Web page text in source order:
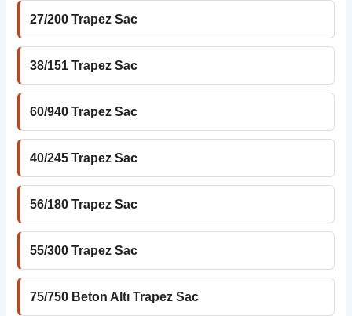
27/200 Trapez Sac
38/151 Trapez Sac
60/940 Trapez Sac
40/245 Trapez Sac
56/180 Trapez Sac
55/300 Trapez Sac
75/750 Beton Altı Trapez Sac